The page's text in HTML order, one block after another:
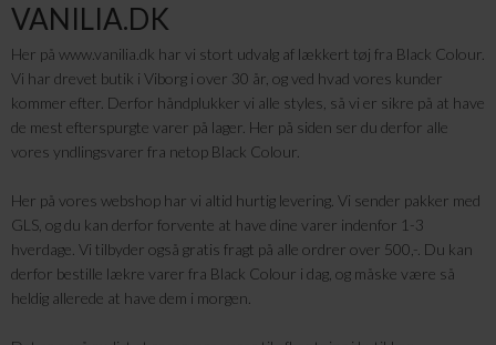
VANILIA.DK
Her på www.vanilia.dk har vi stort udvalg af lækkert tøj fra Black Colour.
Vi har drevet butik i Viborg i over 30 år, og ved hvad vores kunder
kommer efter. Derfor håndplukker vi alle styles, så vi er sikre på at have
de mest efterspurgte varer på lager. Her på siden ser du derfor alle
vores yndlingsvarer fra netop Black Colour.
Her på vores webshop har vi altid hurtig levering. Vi sender pakker med
GLS, og du kan derfor forvente at have dine varer indenfor 1-3
hverdage. Vi tilbyder også gratis fragt på alle ordrer over 500,-. Du kan
derfor bestille lækre varer fra Black Colour i dag, og måske være så
heldig allerede at have dem i morgen.